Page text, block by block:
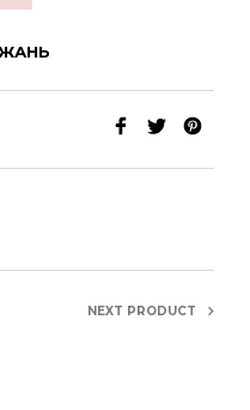
NEXT PRODUCT